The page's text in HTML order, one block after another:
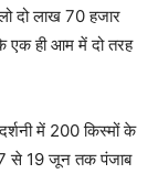
दो लाख 70 हजार
एक ही आम में दो तरह
में 200 किस्मों के
से 19 जून तक पंजाब